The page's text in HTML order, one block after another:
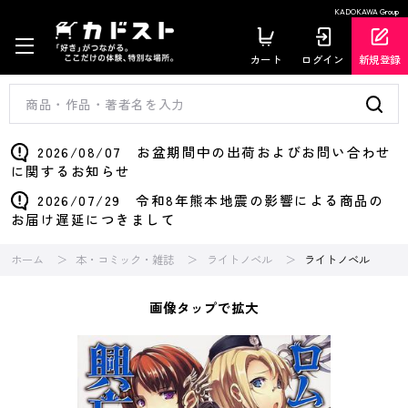
KADOKAWA Group
カート ログイン 新規登録
2026/08/07 お盆期間中の出荷およびお問い合わせ
に関するお知らせ
2026/07/29 令和8年熊本地震の影響による商品の
お届け遅延につきまして
ホーム 本・コミック・雑誌 ライトノベル ライトノベル
画像タップで拡大